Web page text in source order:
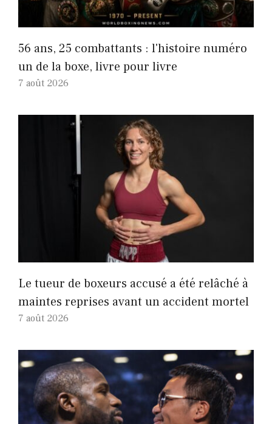
56 ans, 25 combattants : l'histoire numéro
un de la boxe, livre pour livre
7 août 2026
Le tueur de boxeurs accusé a été relâché à
maintes reprises avant un accident mortel
7 août 2026